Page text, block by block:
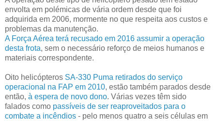
envolta em polémicas de vária ordem desde que foi
adquirida em 2006, mormente no que respeita aos custos e
problemas da manutenção.
A Força Aérea terá recusado em 2016 assumir a operação
desta frota, sem o necessário reforço de meios humanos e
materiais correspondente.
Oito helicópteros SA-330 Puma retirados do serviço
operacional na FAP em 2010, estão também parados desde
então, à espera de novo dono. Várias vezes têm sido
falados como passíveis de ser reaproveitados para o
combate a incêndios - pelo menos quatro a seis células em